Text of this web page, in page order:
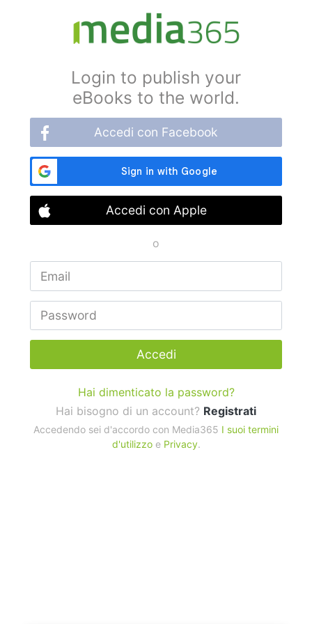
Login to publish your
eBooks to the world.
Accedi con Facebook
Accedi con Apple
o
Accedi
Hai dimenticato la password?
Hai bisogno di un account? Registrati
Accedendo sei d'accordo con Media365 I suoi termini
d'utilizzoe Privacy.